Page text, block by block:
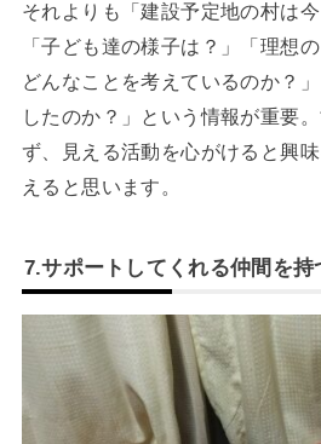
それよりも「建設予定地の村は
「子ども達の様子は？」「理想
どんなことを考えているのか？
したのか？」という情報が重要
ず、見える活動を心がけると興
えると思います。
7.サポートしてくれる仲間を持